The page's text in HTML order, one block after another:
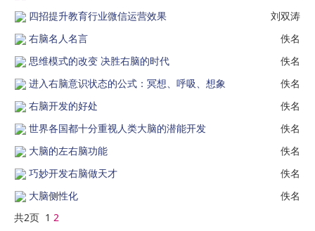
四招提升教育行业微信运营效果
刘双涛
右脑名人名言
佚名
思维模式的改变 决胜右脑的时代
佚名
进入右脑意识状态的公式：冥想、呼吸、想象
佚名
右脑开发的好处
佚名
世界各国都十分重视人类大脑的潜能开发
佚名
大脑的左右脑功能
佚名
巧妙开发右脑做天才
佚名
大脑侧性化
佚名
共2页 1 2